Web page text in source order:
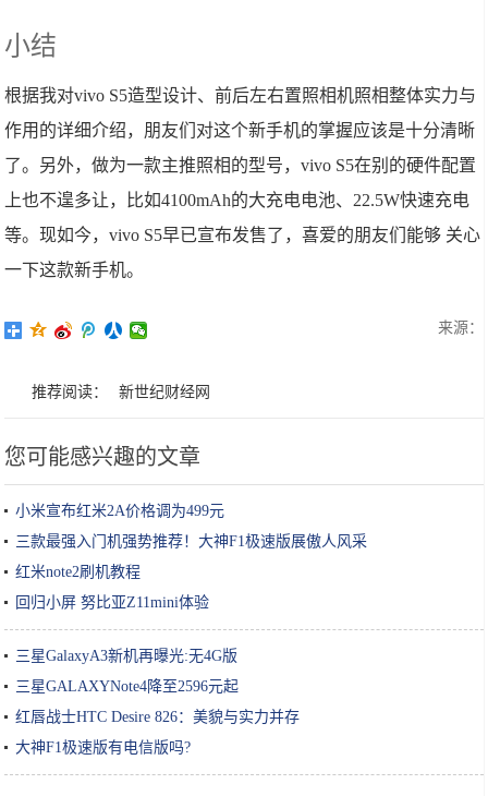
小结
根据我对vivo S5造型设计、前后左右置照相机照相整体实力与
作用的详细介绍，朋友们对这个新手机的掌握应该是十分清晰
了。另外，做为一款主推照相的型号，vivo S5在别的硬件配置
上也不遑多让，比如4100mAh的大充电电池、22.5W快速充电
等。现如今，vivo S5早已宣布发售了，喜爱的朋友们能够 关心
一下这款新手机。
来源：
推荐阅读： 新世纪财经网
您可能感兴趣的文章
小米宣布红米2A价格调为499元
三款最强入门机强势推荐！大神F1极速版展傲人风采
红米note2刷机教程
回归小屏 努比亚Z11mini体验
三星GalaxyA3新机再曝光:无4G版
三星GALAXYNote4降至2596元起
红唇战士HTC Desire 826：美貌与实力并存
大神F1极速版有电信版吗?